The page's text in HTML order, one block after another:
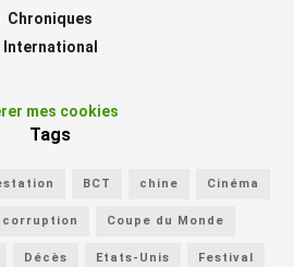
Chroniques
International
mes cookies
Tags
BCT chine Cinéma
corruption Coupe du Monde
Décès Etats-Unis Festival